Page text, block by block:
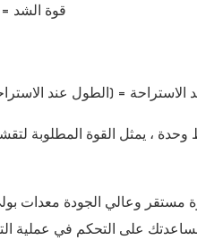
قوة الشد
، يمثل القوة المطلوبة
مستقر وعالي الجودة معدات